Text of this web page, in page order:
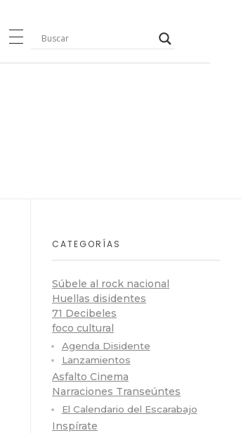
CATEGORÍAS
Súbele al rock nacional
Huellas disidentes
71 Decibeles
foco cultural
Agenda Disidente
Lanzamientos
Asfalto Cinema
Narraciones Transeúntes
El Calendario del Escarabajo
Inspírate